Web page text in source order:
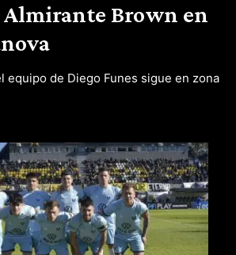
Almirante Brown en
equipo de Diego Funes sigue en zona